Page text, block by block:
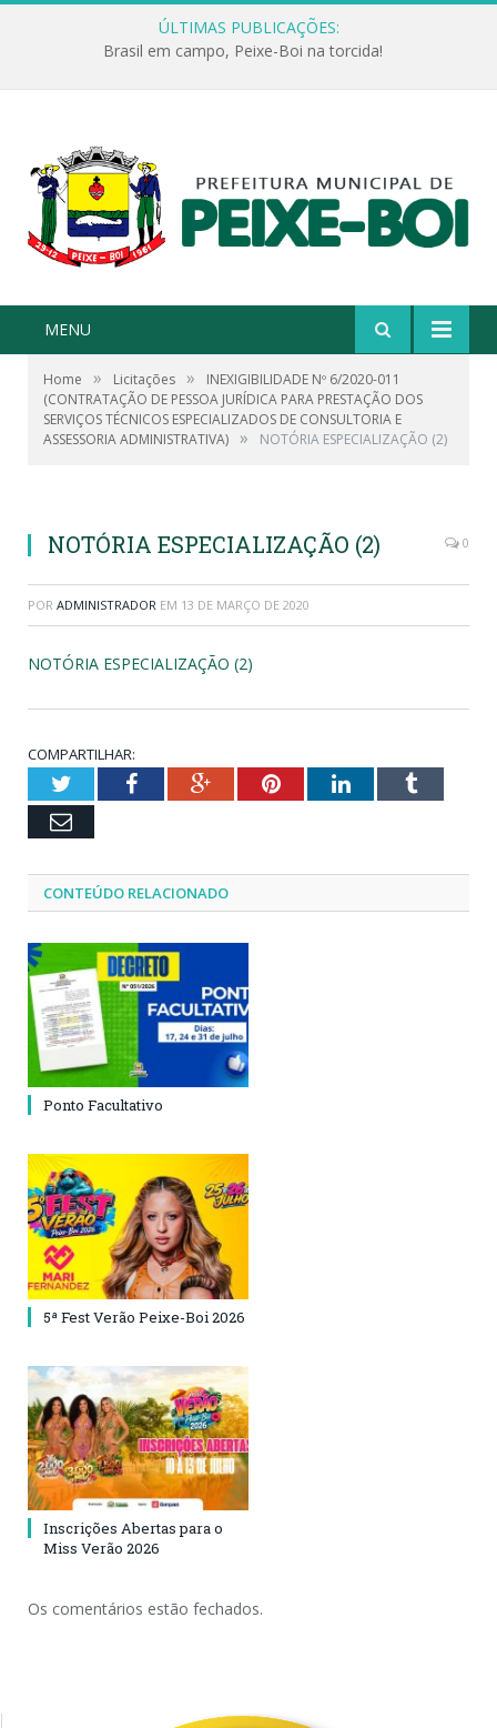
ÚLTIMAS PUBLICAÇÕES:
Brasil em campo, Peixe-Boi na torcida!
MENU
Home » Licitações »
INEXIGIBILIDADE Nº 6/2020-011
(CONTRATAÇÃO DE PESSOA JURÍDICA PARA PRESTAÇÃO DOS
SERVIÇOS TÉCNICOS ESPECIALIZADOS DE CONSULTORIA E
ASSESSORIA ADMINISTRATIVA) » NOTÓRIA ESPECIALIZAÇÃO (2)
NOTÓRIA ESPECIALIZAÇÃO (2) 0
POR ADMINISTRADOR EM 13 DE MARÇO DE 2020
NOTÓRIA ESPECIALIZAÇÃO (2)
COMPARTILHAR:
TwitterFacebookGoogle+PinterestLinkedInTumblr
Email
CONTEÚDO RELACIONADO
Ponto Facultativo
5ª Fest Verão Peixe-Boi 2026
Inscrições Abertas para o
Miss Verão 2026
Os comentários estão fechados.